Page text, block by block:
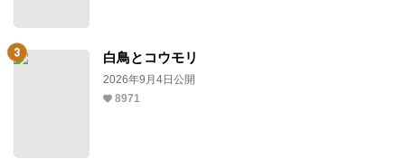
白鳥とコウモリ
2026年9月4日公開
8971